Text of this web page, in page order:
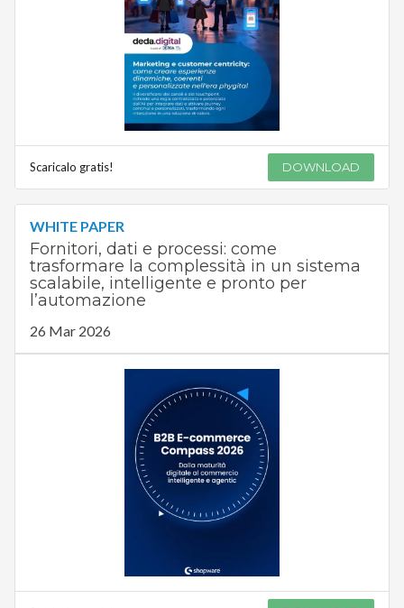
Scaricalo gratis! DOWNLOAD
WHITE PAPER
Fornitori, dati e processi: come
trasformare la complessità in un sistema
scalabile, intelligente e pronto per
l’automazione
26 Mar 2026